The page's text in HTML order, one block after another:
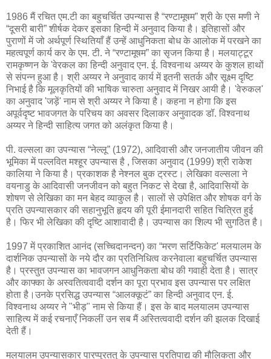
1986 मैं रचित एम.टी का बहुचर्चित उपन्यास है “रण्टामूषम” श्री के एस मणी ने
“दूसरी बारी” शीर्षक देकर इसका हिन्दी में अनुवाद किया है। इतिहासों और
पुराणों में जो अर्थपूर्ण स्थितियाँ हैं उन्हें आधुनिकता बोध के आलोक में परखने का
महत्वपूर्ण कार्य कर के एम. टी. ने “रण्टामूषम” का सृजन किया है। मलयाट्टूर
रामकृष्णन के 'वेरकल का हिन्दी अनुवाद एन. ई. विश्वनाथ अय्यर के कुशल हाथों
से संपन्न हुआ है। श्री अय्यर ने अनुवाद कार्य में इतनी सतर्क और सूक्ष्म दृष्टि
निभाई है कि मूलकृतियों की भाषिक चारुता अनुवाद में निखर आयी है। 'वेरुकल'
का अनुवाद 'जड़ें' नाम से श्री अय्यर ने किया है। कहना न होगा कि इस
अपूर्वदृष्ट भावजगत के परिचय का अवसर दिलाकर अनुवादक डॉ. विश्वनाथ
अय्यर ने हिन्दी साहित्य जगत को अलंकृत किया है।
पी. वल्सला का उपन्यास “नेल्लू” (1972), आदिवासी और जनजातीय जीवन की
भूमिका में पल्लवित मश्हूर उपन्यास है , जिसका अनुवाद (1999) श्री राकेश
कालिया ने किया है। प्रकाशक है नेश्नल बुक ट्रस्ट। लेखिका वल्सला ने
वयनाडु के आदिवासी जनजीवन को बहुत निकट से देखा है, आदिवासियों के
शोषण से लेखिका का मन बेहद व्याकुल है। सालों से उपेक्षित और शोषक वर्ग के
प्रति उपन्यासकार की सहानुभूति हृदय की पूरी ईमानदारी सहित चित्रित हुई
है। फिर भी लेखिका की दृष्टि आशावादी है। उपन्यास का शिल्प भी सुगठित है।
1997 में प्रकाशित आनंद (सच्चिदानन्दन) का “मरण सर्टिफिकेट' मलयालम के
दार्शनिक उपन्यासों के नये दौर का प्रतिनिधित्व करनेवाला बहुचर्चित उपन्यास
है। प्रस्तुत उपन्यास का भावजगन आधुनिकता बोध की गवाही देता है। सात्र
और काफ्का के अस्वतित्ववादी दर्शन का पूरा प्रभाव इस उपन्यास पर लक्षित
होता है।उनके प्रसिद्ध उपन्यास “आलक्कूटं” का हिन्दी अनुवाद एन. ई.
विश्वनाथ अय्यर ने "भीड़" नाम से किया हैं। इस के बाद मलयालम उपन्यास
साहित्य में कई रचनाएँ निकलीं उन सब मैं अस्तित्ववादी दर्शन की झलक दिखाई
देती हैं।
मलयालम उपन्यासकार पारप्पुरततु के उपन्यास प्रतिपाद्य की मौलिकता और